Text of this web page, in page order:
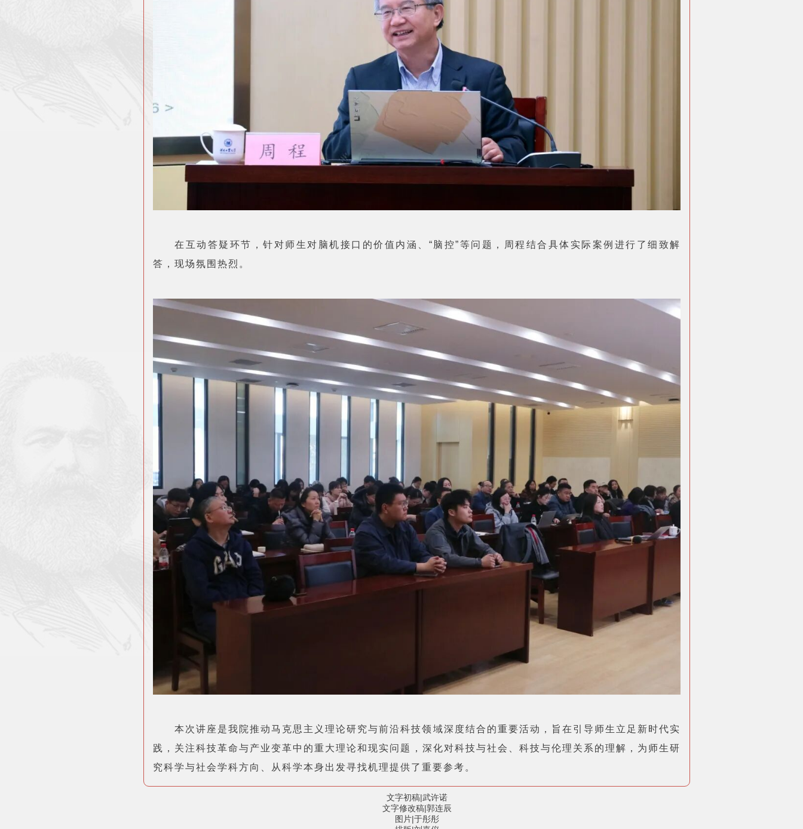
在互动答疑环节，针对师生对脑机接口的价值内涵、“脑控”等问题，周程结合具体实际案例进行了细致解
答，现场氛围热烈。
本次讲座是我院推动马克思主义理论研究与前沿科技领域深度结合的重要活动，旨在引导师生立足新时代实
践，关注科技革命与产业变革中的重大理论和现实问题，深化对科技与社会、科技与伦理关系的理解，为师生研
究科学与社会学科方向、从科学本身出发寻找机理提供了重要参考。
文字初稿|武许诺
文字修改稿|郭连辰
图片|于彤彤